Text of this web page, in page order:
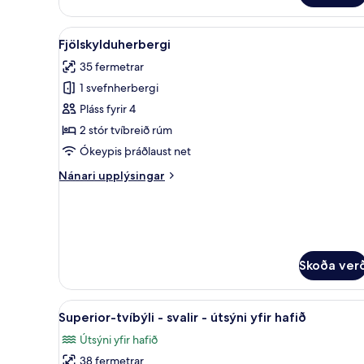
með
tvíbreiðu
rúmi
fjallasýn
Skoða
allar
myndir
fyrir
Fjölskylduherbergi
Rúmföt úr egypskri bómull,
1
Fjölskylduherbergi
35 fermetrar
1 svefnherbergi
Pláss fyrir 4
2 stór tvíbreið rúm
Ókeypis þráðlaust net
Nánari upplýsingar
Nánari
Skoða
Skoða
allar
myndir
Superior-tvíbýli - svalir -
6
Superior-tvíbýli - svalir - útsýni yfir hafið
Útsýni yfir hafið
38 fermetrar